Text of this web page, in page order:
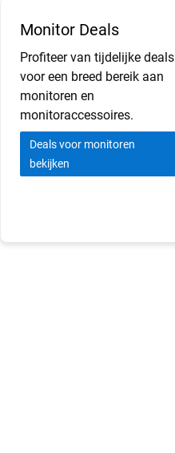
Monitor Deals
Profiteer van tijdelijke deals
voor een breed bereik aan
monitoren en
monitoraccessoires.
Deals voor monitoren
bekijken